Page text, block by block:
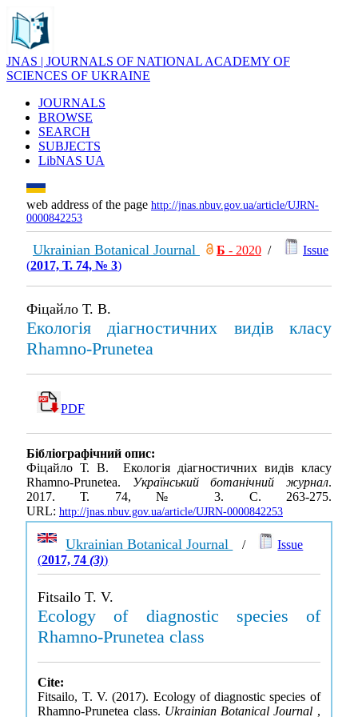
JNAS | JOURNALS OF NATIONAL ACADEMY OF
SCIENCES OF UKRAINE
JOURNALS
BROWSE
SEARCH
SUBJECTS
LibNAS UA
web address of the page http://jnas.nbuv.gov.ua/article/UJRN-
0000842253
Ukrainian Botanical Journal Б - 2020 /
Issue
(2017, Т. 74, № 3)
Фіцайло Т. В.
Екологія діагностичних видів класу
Rhamno-Prunetea
PDF
Бібліографічний опис:
Фіцайло Т. В. Екологія діагностичних видів класу
Rhamno-Prunetea. Український ботанічний журнал.
2017. Т. 74, № 3. С. 263-275.
URL: http://jnas.nbuv.gov.ua/article/UJRN-0000842253
Ukrainian Botanical Journal /
Issue
(2017, 74(3))
Fitsailo T. V.
Ecology of diagnostic species of
Rhamno-Prunetea class
Cite:
Fitsailo, T. V. (2017). Ecology of diagnostic species of
Rhamno-Prunetea class. Ukrainian Botanical Journal ,